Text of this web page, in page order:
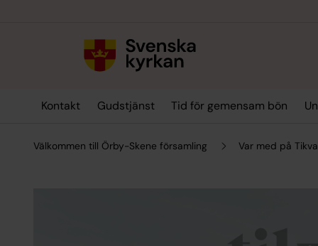
Kontakt Gudstjänst Tid för gemensam bön
Välkommen till Örby-Skene församling Var med på Tikva